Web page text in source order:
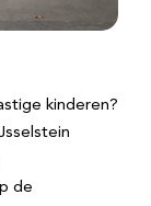
kinderen?
de